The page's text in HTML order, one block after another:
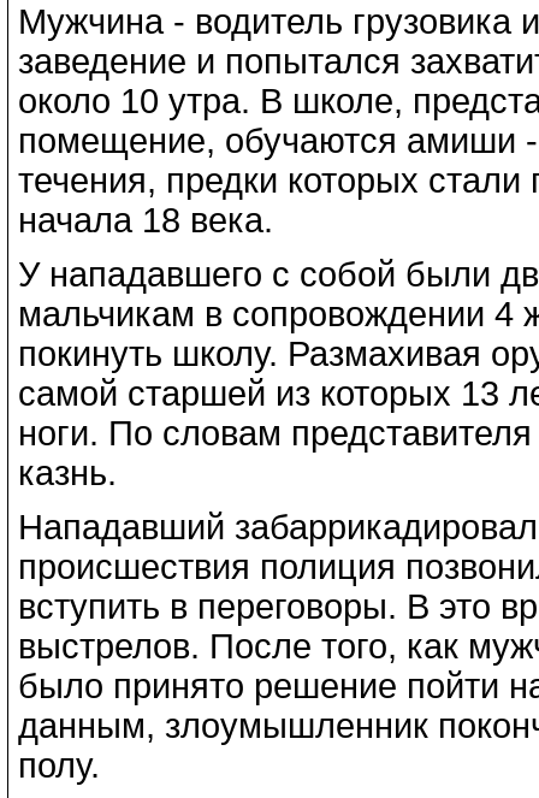
Мужчина - водитель грузовика
заведение и попытался
около 10 утра. В школе,
помещение, обучаются амиши -
течения, предки которых
начала 18 века.
У нападавшего с собой были
мальчикам в сопровождении
покинуть школу. Размахивая
самой старшей из которых 13
ноги. По словам
казнь.
Нападавший
происшествия полиция
вступить в переговоры. В это
выстрелов. После того, как
было принято решение пойти
данным, злоумышленник
полу.